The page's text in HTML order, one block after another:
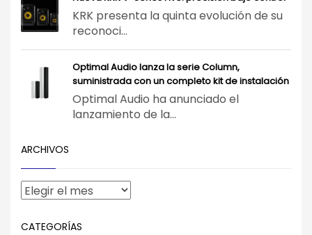
KRK presenta la quinta evolución de su
reconoci...
Optimal Audio lanza la serie Column,
suministrada con un completo kit de instalación
Optimal Audio ha anunciado el
lanzamiento de la...
ARCHIVOS
CATEGORÍAS